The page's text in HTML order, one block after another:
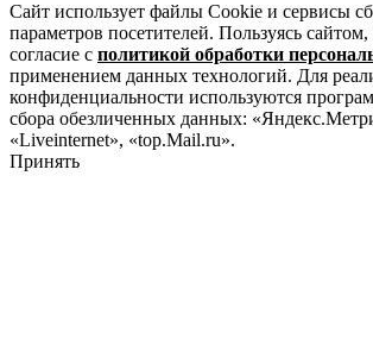
Сайт использует файлы Cookie и сервисы
параметров посетителей. Пользуясь
согласие с политикой обработки
применением данных технологий. Для
конфиденциальности используются
сбора обезличенных данных:
«Liveinternet», «top.Mail.ru».
Принять